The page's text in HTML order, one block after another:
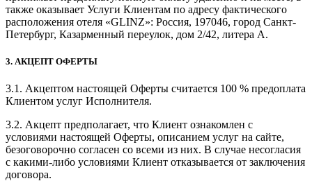
также оказывает Услуги Клиентам по адресу фактического
расположения отеля «GLINZ»: Россия, 197046, город Санкт-
Петербург, Казарменный переулок, дом 2/42, литера А.
3. АКЦЕПТ ОФЕРТЫ
3.1. Акцептом настоящей Оферты считается 100 % предоплата
Клиентом услуг Исполнителя.
3.2. Акцепт предполагает, что Клиент ознакомлен с
условиями настоящей Оферты, описанием услуг на сайте,
безоговорочно согласен со всеми из них. В случае несогласия
с какими-либо условиями Клиент отказывается от заключения
договора.